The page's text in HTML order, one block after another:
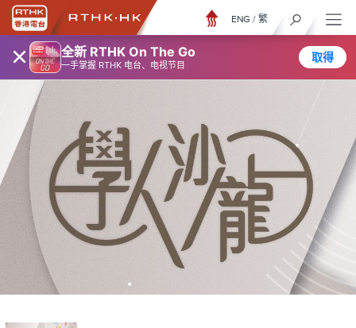
× 全新 RTHK On The Go
一手掌握 RTHK 电台、电视节目
取得
ENG / 繁